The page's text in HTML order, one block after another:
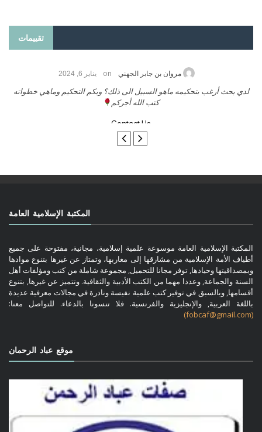
تقييمات
حامد الزريقي on يناير 25, 2026
السلام عليكم ورحمة الله وبركاتة أرغب بنشر كتابي معكم
المكتبة الإسلامية العامة
المكتبة الإسلامية العامة موسوعة علمية إسلامية، مجانية، مفتوحة على جميع
أطياف الأمة الإسلامية من مشارقها إلى مغاربها، وتمتاز عن غيرها بتنوع موادها
وبمصداقيتها وحيادها, توفر مجانا للتحميل, مجموعة شاملة من كتب ومؤلفات أهل
السنة والجماعة, وعددا مهما من الكتب الأدبية والثقافية. وتتميز عن غيرها, بتنوع
أقسامها, وبالسبق في توفير كتب علمية نفيسة ونادرة في مجالات معرفية عديدة
باللغة العربية, والإنجليزية والفرنسية. فلا تنسونا بالدعاء. للتواصل معنا:
(fobcaf@gmail.com)
موقع عباد الرحمان